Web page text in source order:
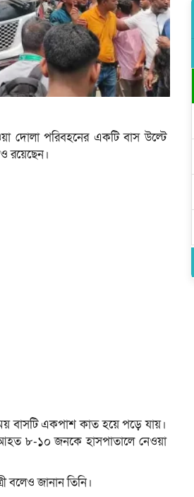
দোলা পরিবহনের একটি বাস উল্টে
রয়েছেন।
বাসটি একপাশ কাত হয়ে পড়ে যায়।
৮-১০ জনকে হাসপাতালে নেওয়া
বলেও জানান তিনি।